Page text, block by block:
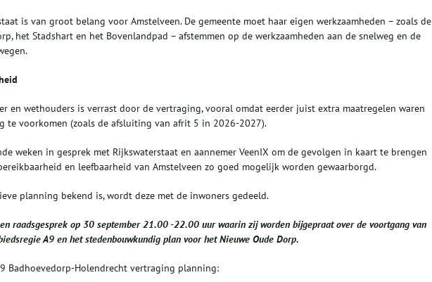
is van groot belang voor Amstelveen. De gemeente moet haar eigen werkzaamheden – zoals de
het Stadshart en het Bovenlandpad – afstemmen op de werkzaamheden aan de snelweg en de
en wethouders is verrast door de vertraging, vooral omdat eerder juist extra maatregelen waren
te voorkomen (zoals de afsluiting van afrit 5 in 2026-2027).
weken in gesprek met Rijkswaterstaat en aannemer VeenIX om de gevolgen in kaart te brengen
en leefbaarheid van Amstelveen zo goed mogelijk worden gewaarborgd.
planning bekend is, wordt deze met de inwoners gedeeld.
raadsgesprek op 30 september 21.00 -22.00 uur waarin zij worden bijgepraat over de voortgang van
A9 en het stedenbouwkundig plan voor het Nieuwe Oude Dorp.
Badhoevedorp-Holendrecht vertraging planning: